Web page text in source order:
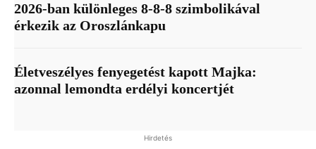
2026-ban különleges 8-8-8 szimbolikával
érkezik az Oroszlánkapu
Életveszélyes fenyegetést kapott Majka:
azonnal lemondta erdélyi koncertjét
Hirdetés